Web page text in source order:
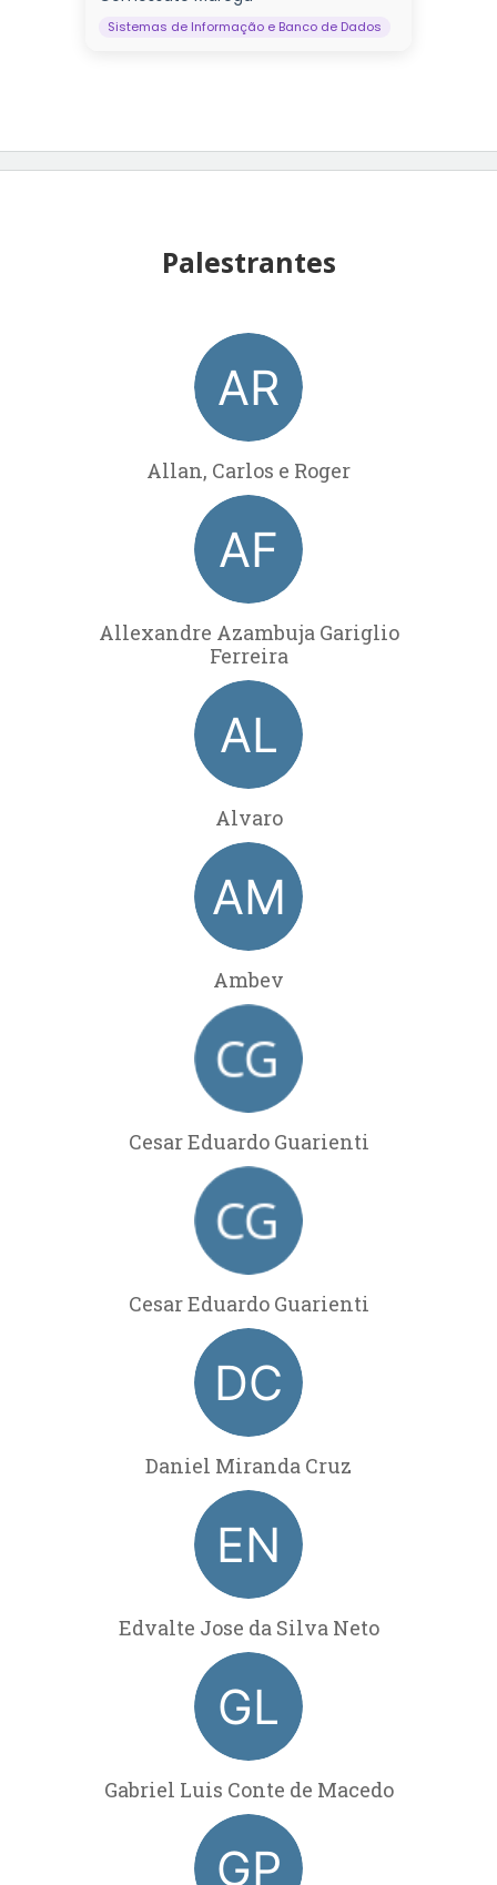
Sistemas de Informação e Banco de Dados
Palestrantes
Allan, Carlos e Roger
Allexandre Azambuja Gariglio
Ferreira
Alvaro
Ambev
Cesar Eduardo Guarienti
Cesar Eduardo Guarienti
Daniel Miranda Cruz
Edvalte Jose da Silva Neto
Gabriel Luis Conte de Macedo